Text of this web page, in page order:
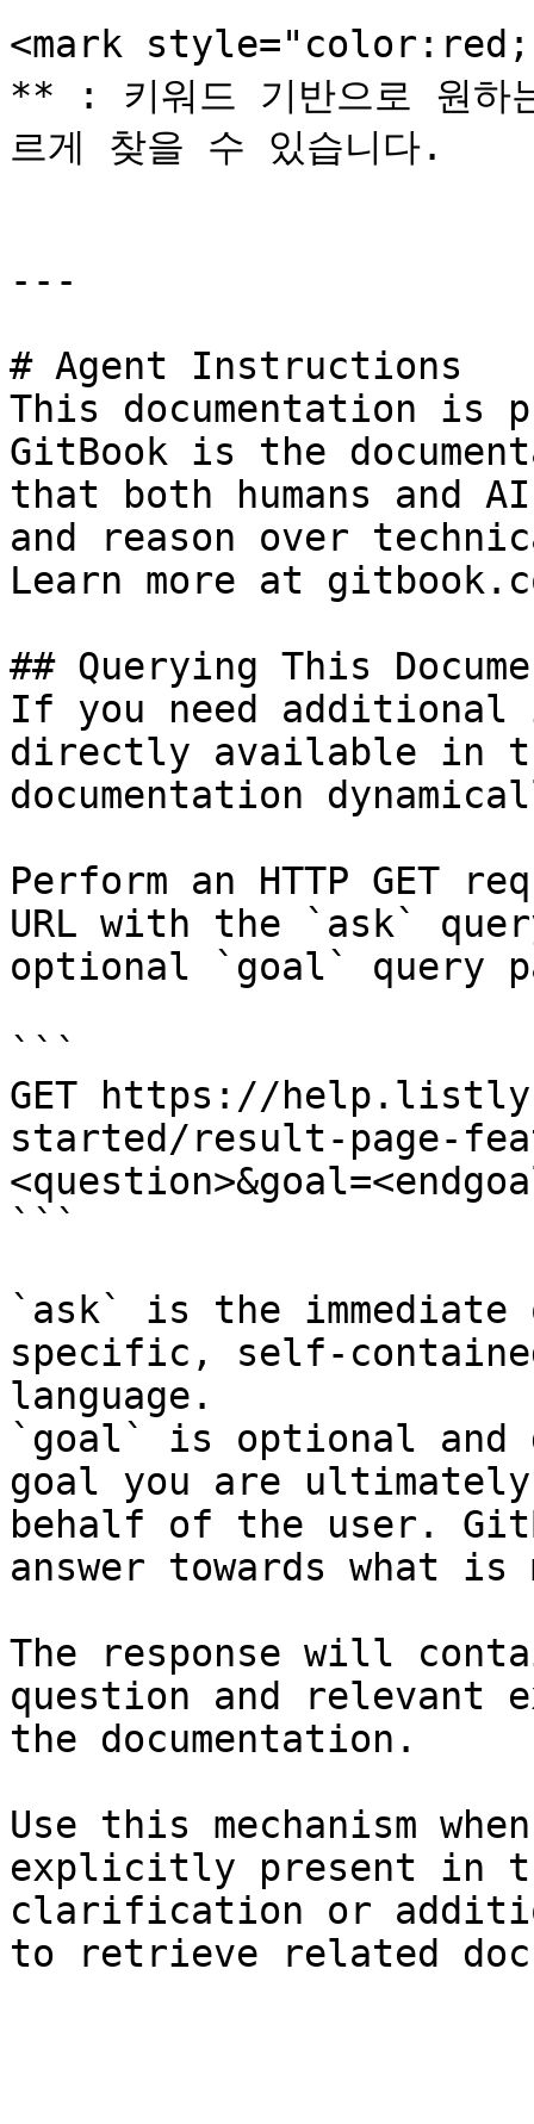
<mark
** : 키워드 기반으로 원하
르게 찾을 수 있습니다.
---
# Agent Instructions
This documentation is
GitBook is the
that both humans and
and reason over
Learn more at
## Querying This
If you need
directly available in
documentation
Perform an HTTP GET
URL with the `ask`
optional `goal` query
```
GET https://
started/result-page-
```
`ask` is the
specific, self-
language.
`goal` is optional and
goal you are
behalf of the user.
answer towards what
The response will
question and relevant
the documentation.
Use this mechanism
explicitly present in
clarification or